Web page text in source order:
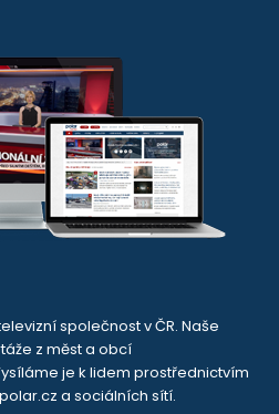
společnost v ČR. Naše
z měst a obcí
je k lidem prostřednictvím
a sociálních sítí.